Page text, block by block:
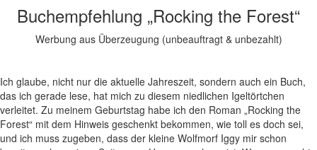
Buchempfehlung „Rocking the Forest“
Werbung aus Überzeugung (unbeauftragt & unbezahlt)
Ich glaube, nicht nur die aktuelle Jahreszeit, sondern auch ein Buch,
das ich gerade lese, hat mich zu diesem niedlichen Igeltörtchen
verleitet. Zu meinem Geburtstag habe ich den Roman „Rocking the
Forest“ mit dem Hinweis geschenkt bekommen, wie toll es doch sei,
und ich muss zugeben, dass der kleine Wolfmorf Iggy mir schon